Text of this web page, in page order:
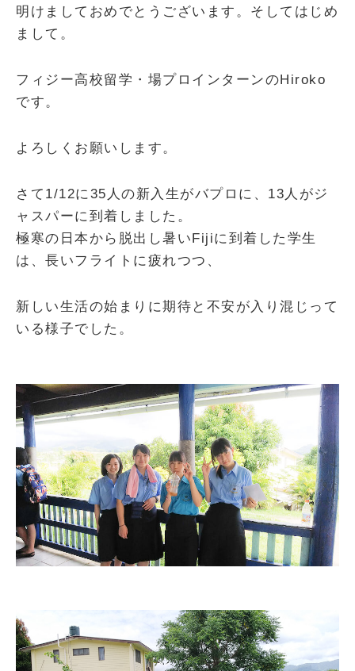
明けましておめでとうございます。そしてはじめ
まして。
フィジー高校留学・場プロインターンのHiroko
です。
よ ろしくお願いします。
さて1/12に35人の新入生がバプロに、13人がジ
ャスパーに到着しました。
極寒の日本から脱出し暑いFijiに到着した学生
は、長いフライトに疲れつつ、
新しい生活の始まりに期待と不安が入り混じって
いる様子でした。